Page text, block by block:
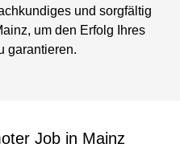
und sorgfältig
um den Erfolg Ihres
garantieren.
Job in Mainz